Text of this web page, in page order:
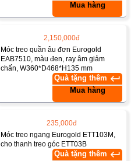
Mua hàng
2,150,000đ
Móc treo quần âu đơn Eurogold
EAB7510, màu đen, ray âm giảm
chấn, W360*D468*H135 mm
Quà tặng thêm keyboard_return
Mua hàng
235,000đ
Móc treo ngang Eurogold ETT103M,
cho thanh treo góc ETT03B
Quà tặng thêm keyboard_return